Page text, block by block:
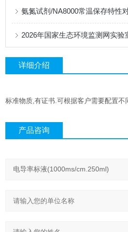
2026年国家生态环境监测网实验
详细介绍
标准物质,有证书.可根据客户需要配置不
产品咨询